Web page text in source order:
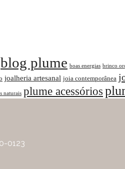
blog plume boas energias brinco
joalheria artesanal joia contemporânea
naturais plume acessórios
0123